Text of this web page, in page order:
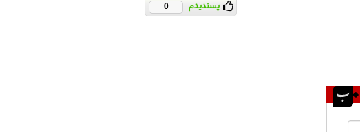
پسندیدم 0